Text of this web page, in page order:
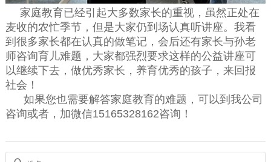
家庭教育已经引起大多数家长的重视，虽然正处在
麦收的农忙季节，但是大家仍到场认真听讲座。我看
到很多家长都在认真的做笔记，会后还有家长与孙老
师咨询育儿难题，大家都强烈要求这样的公益讲座可
以继续下去，做优秀家长，养育优秀的孩子，来回报
社会！
如果您也需要解答家庭教育的难题，可以到我公司
咨询或者，加微信15165328162咨询！